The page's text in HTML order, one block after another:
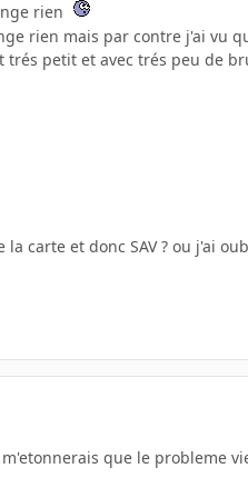
rien
rien mais par contre j'ai
petit et avec trés peu de
carte et donc SAV ? ou j'ai
que le probleme